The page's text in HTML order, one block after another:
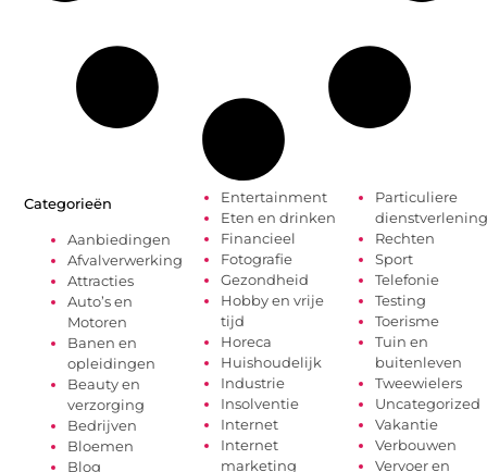
Categorieën
Aanbiedingen
Afvalverwerking
Attracties
Auto’s en
Motoren
Banen en
opleidingen
Beauty en
verzorging
Bedrijven
Bloemen
Blog
Entertainment
Eten en drinken
Financieel
Fotografie
Gezondheid
Hobby en vrije
tijd
Horeca
Huishoudelijk
Industrie
Insolventie
Internet
Internet
marketing
Particuliere
dienstverlening
Rechten
Sport
Telefonie
Testing
Toerisme
Tuin en
buitenleven
Tweewielers
Uncategorized
Vakantie
Verbouwen
Vervoer en